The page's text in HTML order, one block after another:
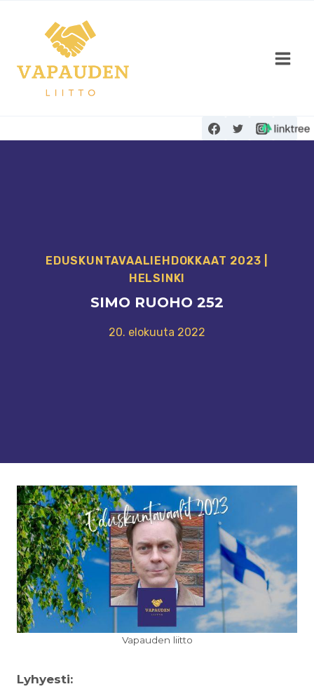
sisältöön
EDUSKUNTAVAALI­EHDOKKAAT 2023
HELSINKI
SIMO RUOHO 252
20. elokuuta 2022
Vapauden liitto
Lyhyesti: